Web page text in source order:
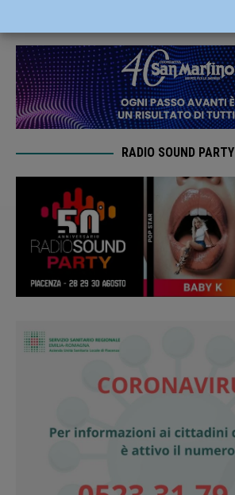
RADIO SOUND PARTY